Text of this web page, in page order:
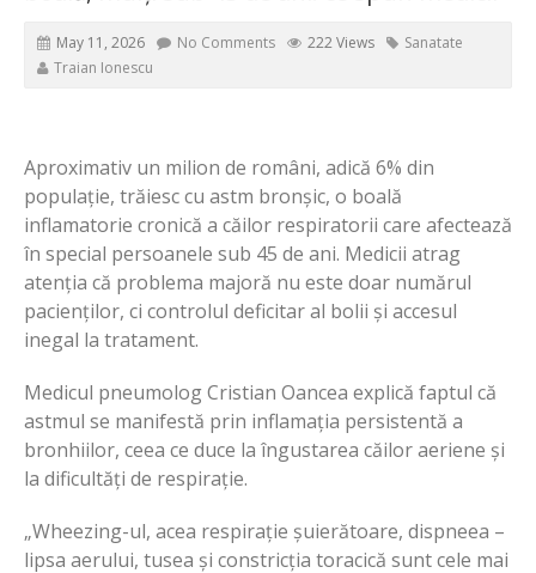
May 11, 2026 No Comments 222 Views
Sanatate
Traian Ionescu
Aproximativ un milion de români, adică 6% din
populație, trăiesc cu astm bronșic, o boală
inflamatorie cronică a căilor respiratorii care afectează
în special persoanele sub 45 de ani. Medicii atrag
atenția că problema majoră nu este doar numărul
pacienților, ci controlul deficitar al bolii și accesul
inegal la tratament.
Medicul pneumolog Cristian Oancea explică faptul că
astmul se manifestă prin inflamația persistentă a
bronhiilor, ceea ce duce la îngustarea căilor aeriene și
la dificultăți de respirație.
„Wheezing-ul, acea respirație șuierătoare, dispneea –
lipsa aerului, tusea și constricția toracică sunt cele mai